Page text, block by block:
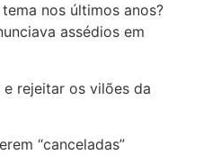
nos últimos anos?
assédios em
rejeitar os vilões da
“canceladas”